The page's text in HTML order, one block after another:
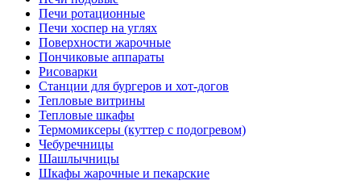
Печи ротационные
Печи хоспер на углях
Поверхности жарочные
Пончиковые аппараты
Рисоварки
Станции для бургеров и хот-догов
Тепловые витрины
Тепловые шкафы
Термомиксеры (куттер с подогревом)
Чебуречницы
Шашлычницы
Шкафы жарочные и пекарские